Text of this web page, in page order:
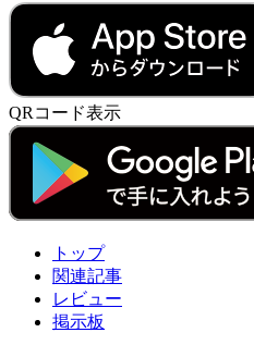
QRコード表示
トップ
関連記事
レビュー
掲示板